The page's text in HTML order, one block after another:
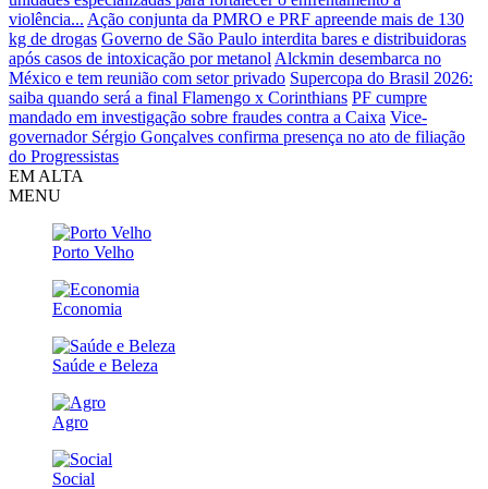
violência... Ação conjunta da PMRO e PRF apreende mais de 130
kg de drogas Governo de São Paulo interdita bares e distribuidoras
após casos de intoxicação por metanol Alckmin desembarca no
México e tem reunião com setor privado Supercopa do Brasil 2026:
saiba quando será a final Flamengo x Corinthians PF cumpre
mandado em investigação sobre fraudes contra a Caixa Vice-
governador Sérgio Gonçalves confirma presença no ato de filiação
do Progressistas
EM ALTA
MENU
Porto Velho
Economia
Saúde e Beleza
Agro
Social